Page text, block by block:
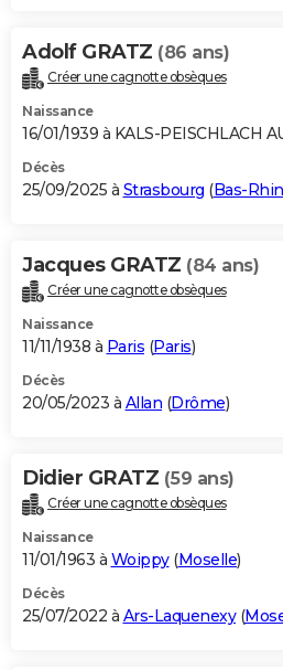
Carte de Noël
Carte Bonne année
Carte Saint-Valentin
Carte Pâques
Carte d'anniversaire
DICTIONNAIRE
Dictionnaire
Biographies
Citations
Expressions
Proverbes
PROGRAMME TV
S'inscrire
Se connecter
Lycées
Collèges
Primaires
Universités
Entreprises
Service militaire
Avis de recherche
AVIS DE DÉCÈS
Bricolage
Lifestyle
Culture
Sport
Auto
Television
Voyage
Cinema
Adolf GRATZ (86 ans)
Créer une cagnotte obsèques
Naissance
16/01/1939 à KALS-PEISCHLACH
Décès
25/09/2025 à Strasbourg (Bas-Rhin
Jacques GRATZ (84 ans)
Créer une cagnotte obsèques
Naissance
11/11/1938 à Paris (Paris)
Décès
20/05/2023 à Allan (Drôme)
Didier GRATZ (59 ans)
Créer une cagnotte obsèques
Naissance
11/01/1963 à Woippy(Moselle)
Décès
25/07/2022 à Ars-Laquenexy(